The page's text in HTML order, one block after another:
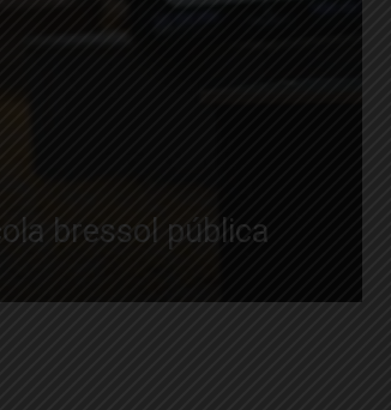
bressol pública